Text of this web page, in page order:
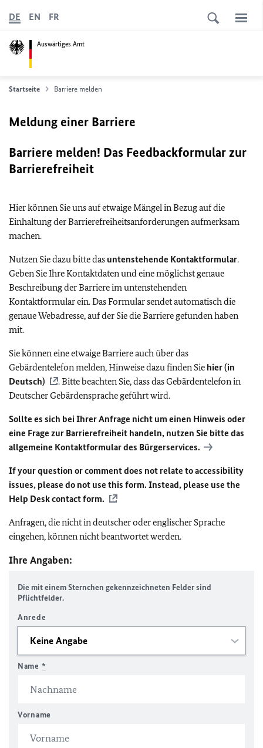
Auswärtiges Amt
DE EN FR
Startseite Barriere melden
Meldung einer Barriere
Barriere melden! Das Feedbackformular zur
Barrierefreiheit
Hier können Sie uns auf etwaige Mängel in Bezug auf die
Einhaltung der Barrierefreiheitsanforderungen aufmerksam
machen.
Nutzen Sie dazu bitte das untenstehende Kontaktformular.
Geben Sie Ihre Kontaktdaten und eine möglichst genaue
Beschreibung der Barriere im untenstehenden
Kontaktformular ein. Das Formular sendet automatisch die
genaue Webadresse, auf der Sie die Barriere gefunden haben
mit.
Sie können eine etwaige Barriere auch über das
Gebärdentelefon melden, Hinweise dazu finden Sie hier (in
Deutsch)
. Bitte beachten Sie, dass das Gebärdentelefon in
Deutscher Gebärdensprache geführt wird.
Sollte es sich bei Ihrer Anfrage nicht um einen Hinweis oder
eine Frage zur Barrierefreiheit handeln, nutzen Sie bitte das
allgemeine Kontaktformular des Bürgerservices.
If your question or comment does not relate to accessibility
issues, please do not use this form. Instead, please use the
Help Desk contact form.
Anfragen, die nicht in deutscher oder englischer Sprache
eingehen, können nicht beantwortet werden.
Ihre Angaben:
Die mit einem Sternchen gekennzeichneten Felder sind
Pflichtfelder.
Anrede
Name *
Vorname